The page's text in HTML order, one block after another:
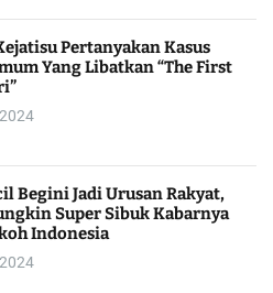
Pertanyakan Kasus
Yang Libatkan “The First
Begini Jadi Urusan Rakyat,
Super Sibuk Kabarnya
Indonesia